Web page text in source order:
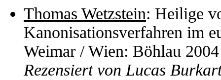
Thomas Wetzstein: Heilige
Kanonisationsverfahren im
Weimar / Wien: Böhlau 2004
Rezensiert von Lucas